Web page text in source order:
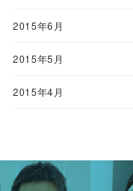
2015年6月
2015年5月
2015年4月
<